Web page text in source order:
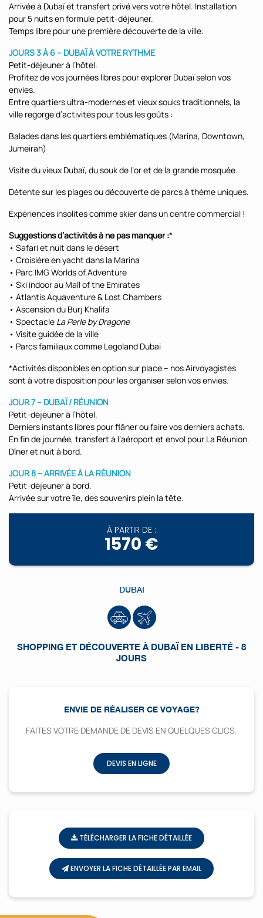
Arrivée à Dubaï et transfert privé vers votre hôtel. Installation
pour 5 nuits en formule petit-déjeuner.
Temps libre pour une première découverte de la ville.
JOURS 3 À 6 – DUBAÏ À VOTRE RYTHME
Petit-déjeuner à l’hôtel.
Profitez de vos journées libres pour explorer Dubaï selon vos
envies.
Entre quartiers ultra-modernes et vieux souks traditionnels, la
ville regorge d’activités pour tous les goûts :
Balades dans les quartiers emblématiques (Marina, Downtown,
Jumeirah)
Visite du vieux Dubaï, du souk de l’or et de la grande mosquée.
Détente sur les plages ou découverte de parcs à thème uniques.
Expériences insolites comme skier dans un centre commercial !
Suggestions d’activités à ne pas manquer :*
• Safari et nuit dans le désert
• Croisière en yacht dans la Marina
• Parc IMG Worlds of Adventure
• Ski indoor au Mall of the Emirates
• Atlantis Aquaventure & Lost Chambers
• Ascension du Burj Khalifa
• Spectacle La Perle by Dragone
• Visite guidée de la ville
• Parcs familiaux comme Legoland Dubai
*Activités disponibles en option sur place – nos Airvoyagistes
sont à votre disposition pour les organiser selon vos envies.
JOUR 7 – DUBAÏ / RÉUNION
Petit-déjeuner à l’hôtel.
Derniers instants libres pour flâner ou faire vos derniers achats.
En fin de journée, transfert à l’aéroport et envol pour La Réunion.
Dîner et nuit à bord.
JOUR 8 – ARRIVÉE À LA RÉUNION
Petit-déjeuner à bord.
Arrivée sur votre île, des souvenirs plein la tête.
À PARTIR DE :
1570 €
DUBAI
SHOPPING ET DÉCOUVERTE À DUBAÏ EN LIBERTÉ - 8
JOURS
ENVIE DE RÉALISER CE VOYAGE?
FAITES VOTRE DEMANDE DE DEVIS EN QUELQUES CLICS.
DEVIS EN LIGNE
TÉLÉCHARGER LA FICHE DÉTAILLÉE
ENVOYER LA FICHE DÉTAILLÉE PAR EMAIL